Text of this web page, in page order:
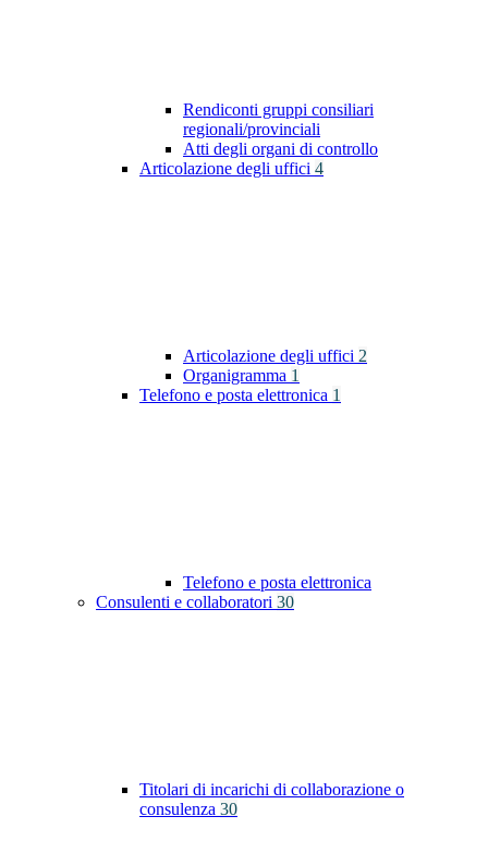
Rendiconti gruppi consiliari
regionali/provinciali
Atti degli organi di controllo
Articolazione degli uffici 4
Articolazione degli uffici 2
Organigramma 1
Telefono e posta elettronica 1
Telefono e posta elettronica
Consulenti e collaboratori 30
Titolari di incarichi di collaborazione o
consulenza 30